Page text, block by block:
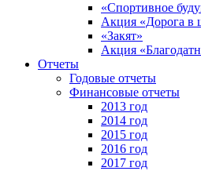
«Спортивное
Акция «Дорога в
«Закят»
Акция
Отчеты
Годовые отчеты
Финансовые отчеты
2013 год
2014 год
2015 год
2016 год
2017 год